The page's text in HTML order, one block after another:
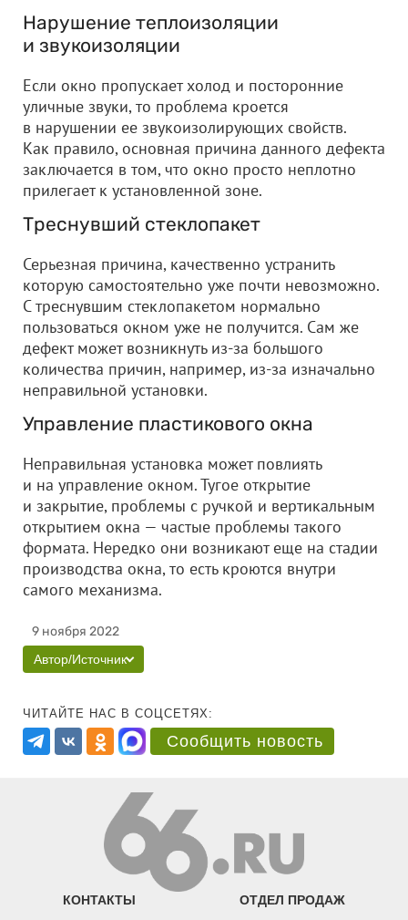
Нарушение теплоизоляции
и звукоизоляции
Если окно пропускает холод и посторонние
уличные звуки, то проблема кроется
в нарушении ее звукоизолирующих свойств.
Как правило, основная причина данного дефекта
заключается в том, что окно просто неплотно
прилегает к установленной зоне.
Треснувший стеклопакет
Серьезная причина, качественно устранить
которую самостоятельно уже почти невозможно.
С треснувшим стеклопакетом нормально
пользоваться окном уже не получится. Сам же
дефект может возникнуть из-за большого
количества причин, например, из-за изначально
неправильной установки.
Управление пластикового окна
Неправильная установка может повлиять
и на управление окном. Тугое открытие
и закрытие, проблемы с ручкой и вертикальным
открытием окна — частые проблемы такого
формата. Нередко они возникают еще на стадии
производства окна, то есть кроются внутри
самого механизма.
9 ноября 2022
Автор/Источник
ЧИТАЙТЕ НАС В СОЦСЕТЯХ:
Сообщить новость
КОНТАКТЫ ОТДЕЛ ПРОДАЖ